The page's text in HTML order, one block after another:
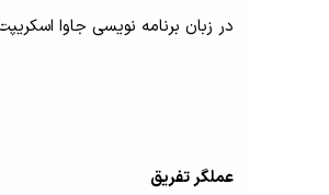
در زبان برنامه نویسی جاوا
عملگر تفریق